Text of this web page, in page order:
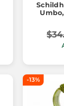
-13%